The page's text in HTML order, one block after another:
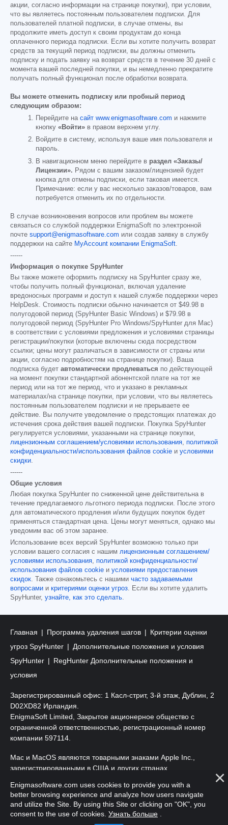
акции, согласно информации на странице покупки), при условии,
что вы являетесь постоянным пользователем подписки. Для
пользователей платной подписки, в случае отмены, вы
продолжите иметь доступ к своим продуктам до конца
оплаченного периода подписки. Если вы хотите получить возврат
средств за текущий период подписки, вы должны отменить
подписку и подать заявку на возврат средств в течение 30 дней с
момента вашей последней покупки, и вы немедленно прекратите
получать полный функционал после обработки возврата.
Вы можете отменить подписку или пробный период
следующим образом:
Перейдите на сайт www.enigmasoftware.com и нажмите
кнопку «Войти» в правом верхнем углу.
Войдите в систему, используя ваше имя пользователя и
пароль.
В навигационном меню перейдите в раздел «Заказы/
Лицензии». Рядом с вашим заказом/лицензией будет
кнопка для отмены подписки, если таковая имеется.
Примечание: если у вас несколько заказов/товаров, вам
потребуется отменить их по отдельности.
В случае возникновения вопросов или проблем вы можете
связаться со службой поддержки EnigmaSoft по электронной
почте support@enigmasoftware.com или создав заявку в службу
поддержки на сайте MyAccount компании EnigmaSoft
------
Информация о покупке SpyHunter
Вы также можете оформить подписку на SpyHunter сразу же,
чтобы получить полный функционал, включая удаление
вредоносных программ и доступ к нашей службе поддержки через
HelpDesk. Стоимость подписки обычно начинается от $49.98 в
полугодовой период (SpyHunter Basic Windows) и $79.98 в
полугодовой период (SpyHunter Pro Windows/SpyHunter для Mac)
в соответствии с условиями предложения и условиями страницы
регистрации/покупки (которые включены сюда посредством
ссылки; цены могут различаться в зависимости от страны или
акции, согласно подробностям на странице покупки). Ваша
подписка будет автоматически продлеваться по действующей
на момент покупки стандартной абонентской плате на тот же
период или на тот же период, что и указано в рекламных
материалах/на странице покупки, при условии, что вы являетесь
постоянным пользователем подписки и не прерываете ее
действие. Вы получите уведомление о предстоящих платежах до
истечения срока действия вашей подписки. Покупка SpyHunter
регулируется условиями, указанными на странице покупки,
лицензионным соглашением/условиями использования
политикой
конфиденциальности/использования файлов cookie и условиями
скидки
------
Общие условия
Любая покупка SpyHunter по сниженной цене действительна в
течение предлагаемого льготного периода подписки. После этого
для автоматического продления и/или будущих покупок будет
применяться стандартная цена. Цены могут меняться, однако мы
уведомим вас об этом заранее.
Использование всех версий SpyHunter возможно только при
условии вашего согласия с нашим лицензионным соглашением/
условиями использования
политикой конфиденциальности/
использования файлов cookie и условиями предоставления
скидок . Также ознакомьтесь с нашими часто задаваемыми
вопросами и критериями оценки угроз . Если вы хотите удалить
SpyHunter, узнайте, как это сделать
Главная Программа удаления шагов
Критерии оценки
угроз SpyHunter
Дополнительные положения и условия
SpyHunter
RegHunter Дополнительные положения и
условия
Зарегистрированный офис: 1 Касл-стрит, 3-й этаж, Дублин, 2
D02XD82 Ирландия.
EnigmaSoft Limited, Закрытое акционерное общество с
ограниченной ответственностью, регистрационный номер
компании 597114.
Mac и MacOS являются товарными знаками Apple Inc.,
зарегистрированными в США и других странах.
Copyright 2016-2025 . EnigmaSoft Ltd. Все права защищены.
Enigmasoftware.com uses cookies to provide you with a
better browsing experience and analyze how users navigate
and utilize the Site. By using this Site or clicking on "OK", you
consent to the use of cookies. Узнать больше